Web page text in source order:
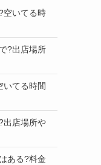
空いてる時
?出店場所
いてる時間
出店場所や
ある?料金